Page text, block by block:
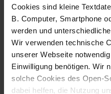
Cookies sind kleine
B. Computer, Smartphone
werden und
Wir verwenden technische
unserer Webseite
Einwilligung benötigen. Wir
solche Cookies des Open-
dabei helfen, die Nutzung
Fotografo: Lorenz
Sternbach
Download